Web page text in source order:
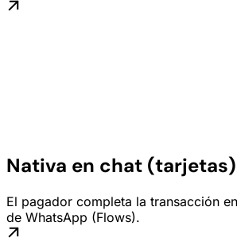
Nativa en chat (tarjetas)
El pagador completa la transacción
de WhatsApp (Flows).